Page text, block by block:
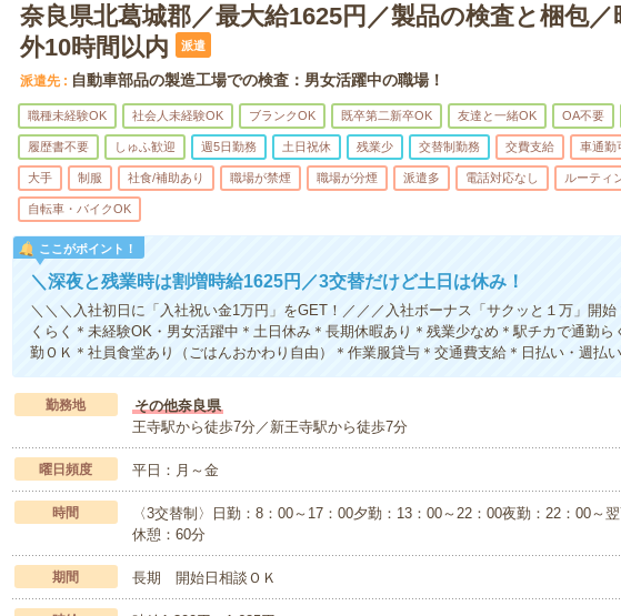
奈良県北葛城郡／最大給1625円／製品の検査と梱包／
外10時間以内
派遣
派遣先 自動車部品の製造工場での検査：男女活躍中の職場！
職種未経験OK 社会人未経験OK ブランクOK 既卒第二新卒OK 友達と一緒OK OA不要
履歴書不要 しゅふ歓迎 週5日勤務 土日祝休 残業少 交替制勤務 交費支給 車通勤
大手 制服 社食/補助あり 職場が禁煙 職場が分煙 派遣多 電話対応なし ルーティ
自転車・バイクOK
ここがポイント！
＼深夜と残業時は割増時給1625円／3交替だけど土日は休み！
＼＼＼入社初日に「入社祝い金1万円」をGET！／／／入社ボーナス「サクッと１万」開始
くらく＊未経験OK・男女活躍中＊土日休み＊長期休暇あり＊残業少なめ＊駅チカで通勤ら
勤ＯＫ＊社員食堂あり（ごはんおかわり自由）＊作業服貸与＊交通費支給＊日払い・週払
勤務地
その他奈良県
王寺駅から徒歩7分／新王寺駅から徒歩7分
曜日頻度 平日：月～金
時間
〈3交替制〉日勤：8：00～17：00夕勤：13：00～22：00夜勤：22：00～
休憩：60分
期間 長期 開始日相談ＯＫ